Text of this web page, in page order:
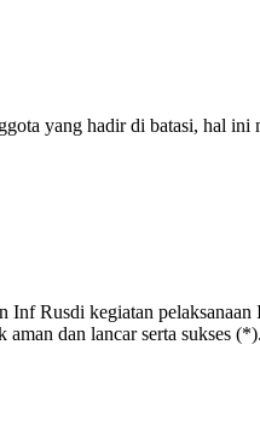
yang hadir di batasi, hal ini
Inf Rusdi kegiatan
dan lancar serta sukses (*).